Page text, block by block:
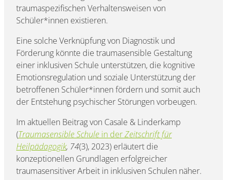
traumaspezifischen Verhaltensweisen von
Schüler*innen existieren.
Eine solche Verknüpfung von Diagnostik und
Förderung könnte die traumasensible Gestaltung
einer inklusiven Schule unterstützen, die kognitive
Emotionsregulation und soziale Unterstützung der
betroffenen Schüler*innen fördern und somit auch
der Entstehung psychischer Störungen vorbeugen.
Im aktuellen Beitrag von Casale & Linderkamp
(Traumasensible Schule in derZeitschrift für
Heilpädagogik, 74(3), 2023) erläutert die
konzeptionellen Grundlagen erfolgreicher
traumasensitiver Arbeit in inklusiven Schulen näher.